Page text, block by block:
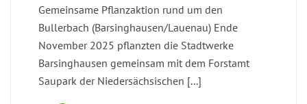
Gemeinsame Pflanzaktion rund um den
Bullerbach (Barsinghausen/Lauenau) Ende
November 2025 pflanzten die Stadtwerke
Barsinghausen gemeinsam mit dem Forstamt
Saupark der Niedersächsischen [...]